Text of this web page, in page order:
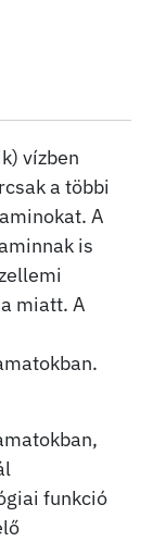
vízben
a többi
A
is
miatt. A
funkció